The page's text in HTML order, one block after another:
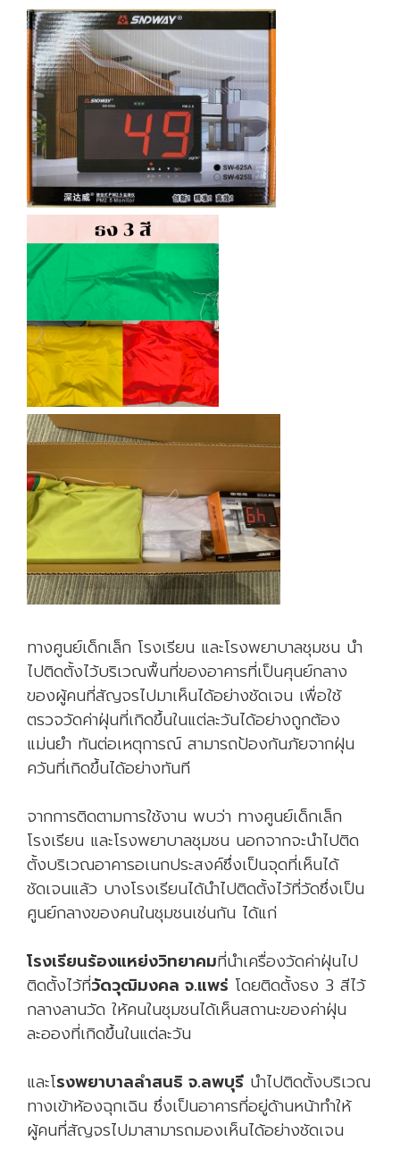
ทางศูนย์เด็กเล็ก โรงเรียน และโรงพยาบาลชุมชน นำ
ไปติดตั้งไว้บริเวณพื้นที่ของอาคารที่เป็นศุนย์กลาง
ของผู้คนที่สัญจรไปมาเห็นได้อย่างชัดเจน เพื่อใช้
ตรวจวัดค่าฝุ่นที่เกิดขึ้นในแต่ละวันได้อย่างถูกต้อง
แม่นยำ ทันต่อเหตุการณ์ สามารถป้องกันภัยจากฝุ่น
ควันที่เกิดขึ้นได้อย่างทันที
จากการติดตามการใช้งาน พบว่า ทางศูนย์เด็กเล็ก
โรงเรียน และโรงพยาบาลชุมชน นอกจากจะนำไปติด
ตั้งบริเวณอาคารอเนกประสงค์ซึ่งเป็นจุดที่เห็นได้
ชัดเจนแล้ว บางโรงเรียนได้นำไปติดตั้งไว้ที่วัดซึ่งเป็น
ศูนย์กลางของคนในชุมชนเช่นกัน ได้แก่
โรงเรียนร้องแหย่งวิทยาคมที่นำเครื่องวัดค่าฝุ่นไป
ติดตั้งไว้ที่วัดวุฒิมงคล จ.แพร่ โดยติดตั้งธง 3 สีไว้
กลางลานวัด ให้คนในชุมชนได้เห็นสถานะของค่าฝุ่น
ละอองที่เกิดขึ้นในแต่ละวัน
และโรงพยาบาลลำสนธิ จ.ลพบุรี นำไปติดตั้งบริเวณ
ทางเข้าห้องฉุกเฉิน ซึ่งเป็นอาคารที่อยู่ด้านหน้าทำให้
ผู้คนที่สัญจรไปมาสามารถมองเห็นได้อย่างชัดเจน